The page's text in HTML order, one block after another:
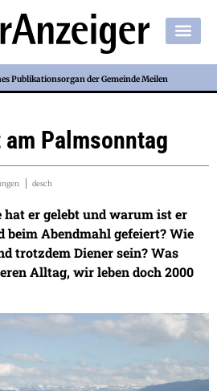
Publikationsorgan der Gemeinde Meilen
Palmsonntag
desch
hat er gelebt und warum ist er
beim Abendmahl gefeiert? Wie
trotzdem Diener sein? Was
Alltag, wir leben doch 2000